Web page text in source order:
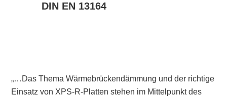
DIN EN 13164
„…Das Thema Wärmebrückendämmung und der richtige
Einsatz von XPS-R-Platten stehen im Mittelpunkt des